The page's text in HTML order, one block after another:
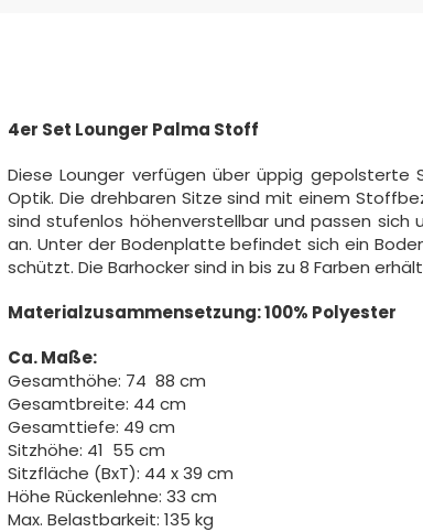
4er Set Lounger Palma Stoff
Diese Lounger verfügen über üppig
Optik. Die drehbaren Sitze sind mit einem
sind stufenlos höhenverstellbar und passen sich
an. Unter der Bodenplatte befindet sich ein
schützt. Die Barhocker sind in bis zu 8 Farben
Materialzusammensetzung: 100% Polyester
Ca. Maße:
Gesamthöhe: 74  88 cm
Gesamtbreite: 44 cm
Gesamttiefe: 49 cm
Sitzhöhe: 41  55 cm
Sitzfläche (BxT): 44 x 39 cm
Höhe Rückenlehne: 33 cm
Max. Belastbarkeit: 135 kg